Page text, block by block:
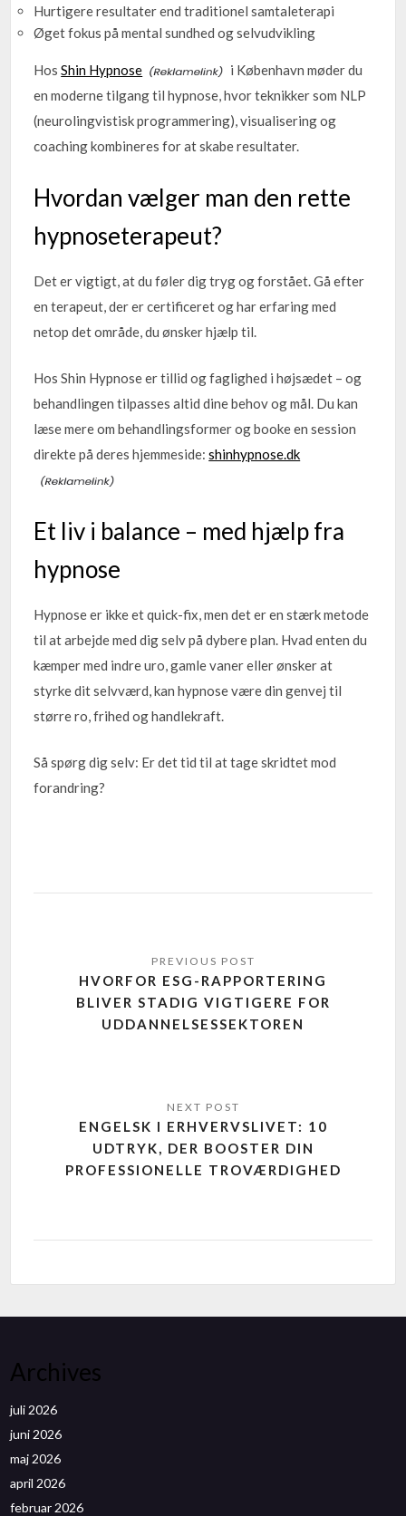
Hurtigere resultater end traditionel samtaleterapi
Øget fokus på mental sundhed og selvudvikling
HosShin Hypnose
i København møder du
en moderne tilgang til hypnose, hvor teknikker som NLP
(neurolingvistisk programmering), visualisering og
coaching kombineres for at skabe resultater.
Hvordan vælger man den rette
hypnoseterapeut?
Det er vigtigt, at du føler dig tryg og forstået. Gå efter
en terapeut, der er certificeret og har erfaring med
netop det område, du ønsker hjælp til.
Hos Shin Hypnose er tillid og faglighed i højsædet – og
behandlingen tilpasses altid dine behov og mål. Du kan
læse mere om behandlingsformer og booke en session
direkte på deres hjemmeside:shinhypnose.dk
Et liv i balance – med hjælp fra
hypnose
Hypnose er ikke et quick-fix, men det er en stærk metode
til at arbejde med dig selv på dybere plan. Hvad enten du
kæmper med indre uro, gamle vaner eller ønsker at
styrke dit selvværd, kan hypnose være din genvej til
større ro, frihed og handlekraft.
Så spørg dig selv: Er det tid til at tage skridtet mod
forandring?
HVORFOR ESG-RAPPORTERING
BLIVER STADIG VIGTIGERE FOR
UDDANNELSESSEKTOREN
ENGELSK I ERHVERVSLIVET: 10
UDTRYK, DER BOOSTER DIN
PROFESSIONELLE TROVÆRDIGHED
Archives
juli 2026
juni 2026
maj 2026
april 2026
februar 2026